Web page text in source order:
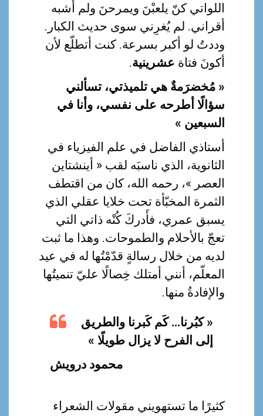
اللواتي كنّ يلعبْنَ ويمرحنَ ولم أشبه
أقراني. لم يُغرِني سوى حديث الكبار.
وددتُ لو أكبر بسرعة. كنت أتطلّع لأن
أكونَ فتاة عشرينية.
« مُخضرَمةٌ هي تلميذتي، تسألني
سؤالًا أطرحه على نفسي، وأنا في
السبعين »
أستاذي الفاضل في علم الفيزياء في
الثانوية، الذي ناسبَه لقب « أينشتاين
العصر »، رحمه الله، كان من اقتطف
الثمرة المخبّأة تحت خلايا عقلي الذي
يسبق عمري، فأَدركَ كُنْه ذاتي التي
تعجّ بالأحلام والطموحات. وهذا ما ثبت
لديه من خلال رسالةٍ قدّمْتُها له في عيد
المعلّم، أنني أمتلك خِصالًا عليّ تنميتُها
والإفادةُ منها.
« كبُرنا… كَم كَبرنا والطريق
إلى الفرح لا يزال طويلًا »
محمود درويش
كثيرًا ما تستهويني مقولات الشعراء